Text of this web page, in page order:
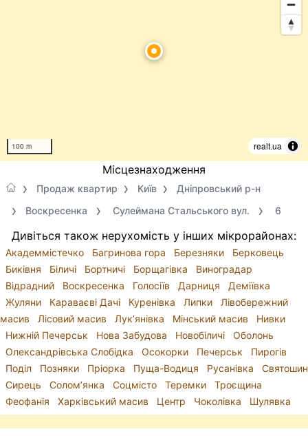
100 m realt.ua
Місцезнаходження
Продаж квартир Київ
Дніпровський р-н
Воскресенка
Сулеймана Стальського вул. 6
Дивіться також нерухомість у інших мікрорайонах:
Академмістечко Багринова гора Березняки
Берковець
Биківня
Біличі Бортничі Борщагівка
Виноградар
Відрадний
Воскресенка Голосіїв Дарниця
Деміївка
Жуляни
Караваєві Дачі Куренівка Липки
Лівобережний
масив
Лісовий масив Лук’янівка Мінський масив
Нивки
Нижній Печерськ
Нова Забудова Новобіличі
Оболонь
Олександрівська Слобідка
Осокорки Печерськ
Пирогів
Поділ
Позняки Пріорка Пуща-Водиця Русанівка
Святошин
Сирець
Солом’янка Соцмісто Теремки
Троєщина
Феофанія
Харківський масив Центр Чоколівка Шулявка